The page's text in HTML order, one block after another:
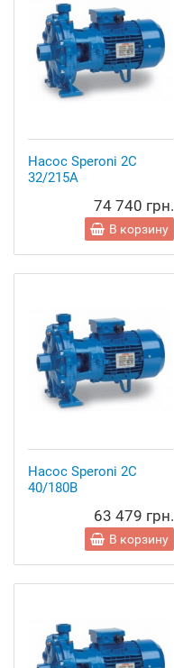
Насос Speroni 2C
32/215A
74 740 грн.
В корзину
Насос Speroni 2C
40/180B
63 479 грн.
В корзину